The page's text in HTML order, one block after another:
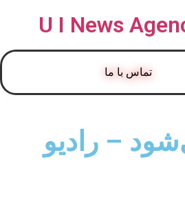
U I News
تماس با ما
– رادیو